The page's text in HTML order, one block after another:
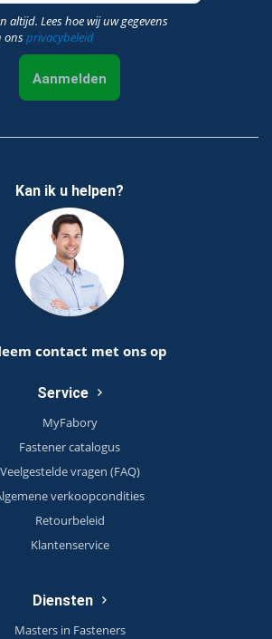
altijd. Lees hoe wij uw gegevens
onsprivacybeleid
Aanmelden
Kan ik u helpen?
contact met ons op
Service
MyFabory
Fastener catalogus
Veelgestelde vragen (FAQ)
verkoopcondities
Retourbeleid
Klantenservice
Diensten
Masters in Fasteners